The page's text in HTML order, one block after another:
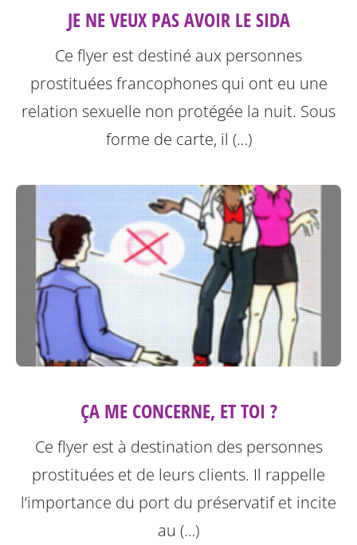
JE NE VEUX PAS AVOIR LE SIDA
Ce flyer est destiné aux personnes
prostituées francophones qui ont eu une
relation sexuelle non protégée la nuit. Sous
forme de carte, il (…)
ÇA ME CONCERNE, ET TOI ?
Ce flyer est à destination des personnes
prostituées et de leurs clients. Il rappelle
l’importance du port du préservatif et incite
au (…)